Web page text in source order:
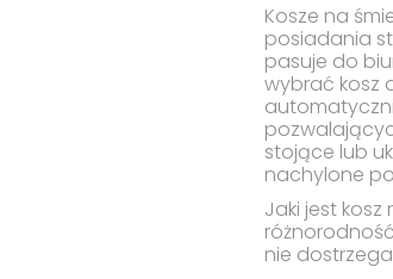
Kosze na
posiadania
pasuje do
wybrać kosz
stojące lub
nachylone
Jaki jest kosz
nie